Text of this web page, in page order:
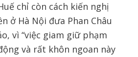
chỉ còn cách kiến nghị
ở Hà Nội đưa Phan Châu
vì “việc giam giữ phạm
và rất khôn ngoan này